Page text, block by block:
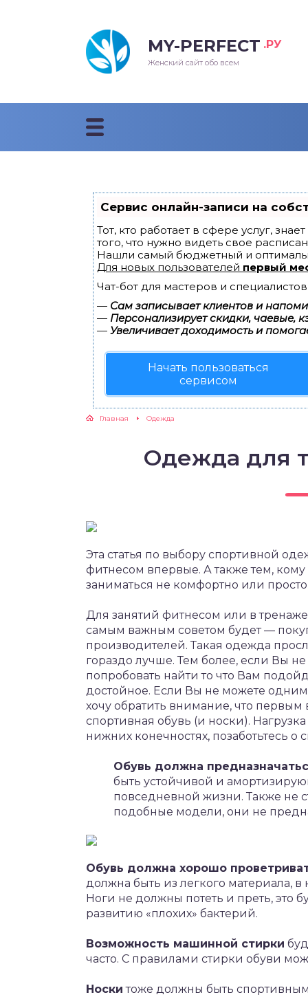
MY-PERFECT .РУ
Женский сайт обо всем
Сервис онлайн-записи на
Тот, кто работает в сфере услуг,
того, что нужно видеть свое
Нашли самый бюджетный и
Для новых пользователей первый
Чат-бот для мастеров и
— Сам записывает клиентов и
— Персонализирует скидки, чаевые,
— Увеличивает доходимость и
Начать пользоваться
сервисом
Главная Одежда
Одежда для
Эта статья по выбору спортивной
фитнесом впервые. А также тем,
заниматься не комфортно или
Для занятий фитнесом или в
самым важным советом будет —
производителей. Такая одежда
гораздо лучше. Тем более, если Вы
попробовать найти то что Вам
достойное. Если Вы не можете одним
хочу обратить внимание, что первым
спортивная обувь (и носки).
нижних конечностях, позаботьтесь о
Обувь должна
быть устойчивой и
повседневной жизни. Также не
подобные модели, они не
Обувь должна хорошо
должна быть из легкого материала,
Ноги не должны потеть и преть, это
развитию «плохих» бактерий.
Возможность машинной стирки
часто. С правилами стирки обуви
Носки тоже должны быть
прически 2018
стрижки 2018